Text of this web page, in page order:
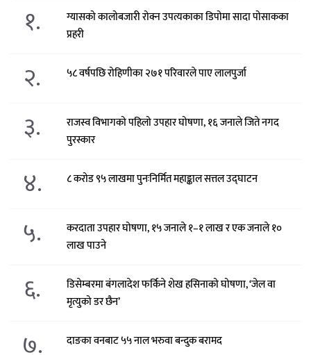
१.
ग्यासको कालोबजारी रोक्न उपत्यकाका डिपोमा सादा पोसाकका
प्रहरी
२. ५८ वर्षपछि रोहिणीका २७१ परिवारले पाए लालपुर्जा
३.
राजस्व विभागको पहिलो उपहार घोषणा, १६ जनाले जिते नगद
पुरस्कार
४. ८ करोड ९५ लाखमा पुनःनिर्मित महाङ्काल सत्तल उद्घाटन
५.
करदाता उपहार घोषणा, १५ जनाले १–१ लाख र एक जनाले १०
लाख पाउने
६.
डिसेम्बरमा बंगलादेश फर्किने शेख हसिनाको घोषणा, ‘जेल वा
मृत्युको डर छैन’
७. दाङका वनबाट ५५ नाल भरुवा बन्दुक बरामद